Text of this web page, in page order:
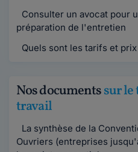
Consulter un avocat pour
préparation de l'entretien
Quels sont les tarifs et
Nos documentssur
travail
La synthèse de la
Ouvriers (entreprises